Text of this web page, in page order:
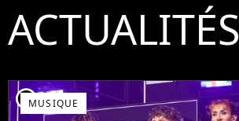
ACTUALITÉS
player2MUSIQUE